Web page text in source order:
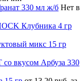
330 мл ж/б Нет в
Клубника 4 гр
микс 15 гр
вкусом Арбуза 330